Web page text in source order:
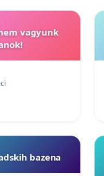
vagyunk
bazena